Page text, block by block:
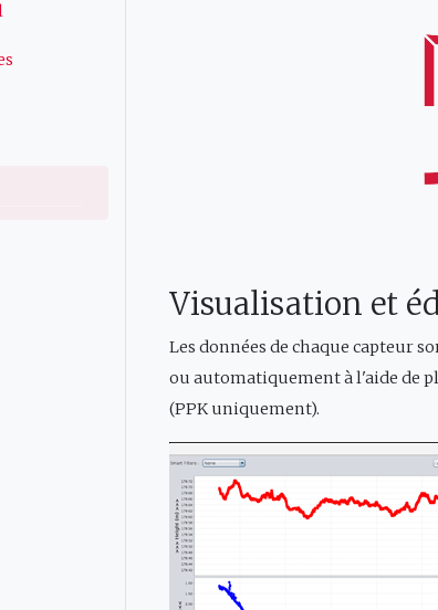
Visualisation et
Les données de chaque capteur
ou automatiquement à l'aide de
(PPK uniquement).